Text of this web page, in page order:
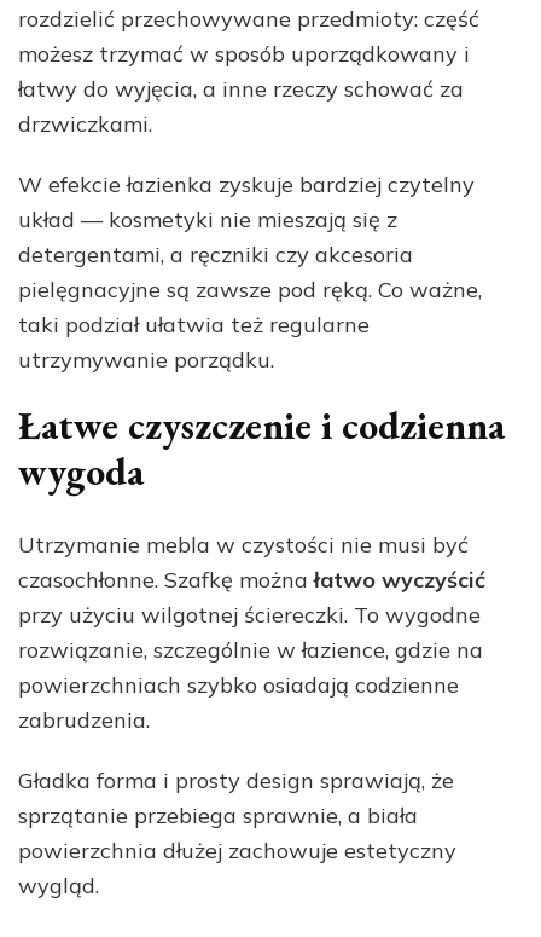
rozdzielić przechowywane przedmioty: część
możesz trzymać w sposób uporządkowany i
łatwy do wyjęcia, a inne rzeczy schować za
drzwiczkami.
W efekcie łazienka zyskuje bardziej czytelny
układ — kosmetyki nie mieszają się z
detergentami, a ręczniki czy akcesoria
pielęgnacyjne są zawsze pod ręką. Co ważne,
taki podział ułatwia też regularne
utrzymywanie porządku.
Łatwe czyszczenie i codzienna
wygoda
Utrzymanie mebla w czystości nie musi być
czasochłonne. Szafkę możnałatwo wyczyścić
przy użyciu wilgotnej ściereczki. To wygodne
rozwiązanie, szczególnie w łazience, gdzie na
powierzchniach szybko osiadają codzienne
zabrudzenia.
Gładka forma i prosty design sprawiają, że
sprzątanie przebiega sprawnie, a biała
powierzchnia dłużej zachowuje estetyczny
wygląd.